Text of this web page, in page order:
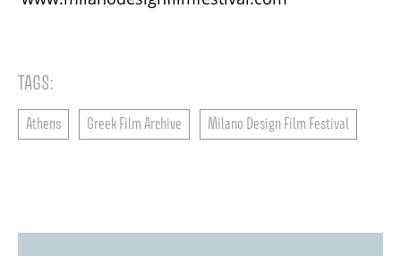
TAGS:
Athens Greek Film Archive Milano Design Film Festival